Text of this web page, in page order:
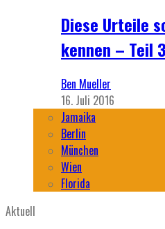
Diese Urteile
kennen – Teil
Ben Mueller
16. Juli 2016
Jamaika
Berlin
München
Wien
Florida
Aktuell